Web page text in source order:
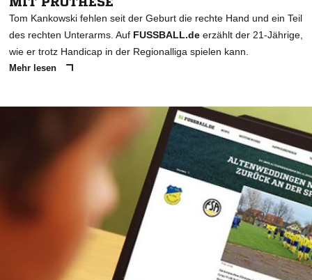
Tom Kankowski fehlen seit der Geburt die rechte Hand und ein Teil
des rechten Unterarms. Auf FUSSBALL.de erzählt der 21-Jährige,
wie er trotz Handicap in der Regionalliga spielen kann.
Mehr lesen